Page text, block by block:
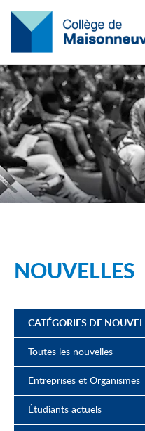
NOUVELLES
CATÉGORIES DE
Toutes les nouvelles
Entreprises et Organismes
Étudiants actuels